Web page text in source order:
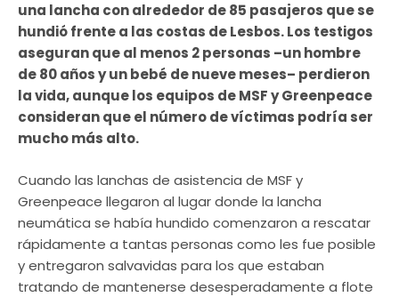
una lancha con alrededor de 85 pasajeros que se
hundió frente a las costas de Lesbos. Los testigos
aseguran que al menos 2 personas –un hombre
de 80 años y un bebé de nueve meses– perdieron
la vida, aunque los equipos de MSF y Greenpeace
consideran que el número de víctimas podría ser
mucho más alto.
Cuando las lanchas de asistencia de MSF y
Greenpeace llegaron al lugar donde la lancha
neumática se había hundido comenzaron a rescatar
rápidamente a tantas personas como les fue posible
y entregaron salvavidas para los que estaban
tratando de mantenerse desesperadamente a flote